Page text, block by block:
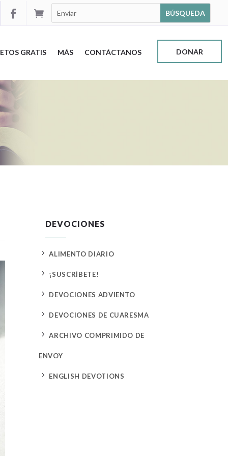


GRATIS MÁS CONTÁCTANOS DONAR
DEVOCIONES
5 ALIMENTO DIARIO
5 ¡SUSCRÍBETE!
5 DEVOCIONES ADVIENTO
5 DEVOCIONES DE CUARESMA
5 ARCHIVO COMPRIMIDO DE
ENVOY
5 ENGLISH DEVOTIONS